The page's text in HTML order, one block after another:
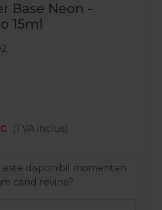
Base Neon -
15ml
(TVA inclus)
disponibil momentan.
cand revine?